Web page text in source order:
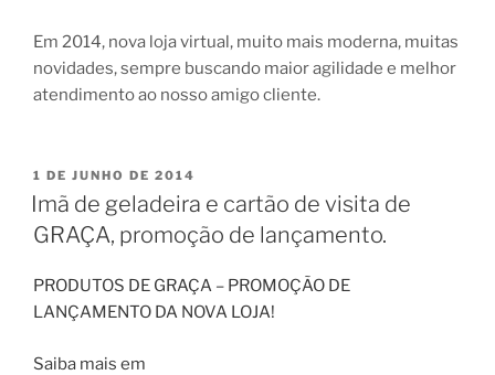
Em 2014, nova loja virtual, muito mais moderna, muitas
novidades, sempre buscando maior agilidade e melhor
atendimento ao nosso amigo cliente.
PUBLICADO
EM
1 DE JUNHO DE 2014
Imã de geladeira e cartão de visita de
GRAÇA, promoção de lançamento.
PRODUTOS DE GRAÇA – PROMOÇÃO DE
LANÇAMENTO DA NOVA LOJA!
Saiba mais em